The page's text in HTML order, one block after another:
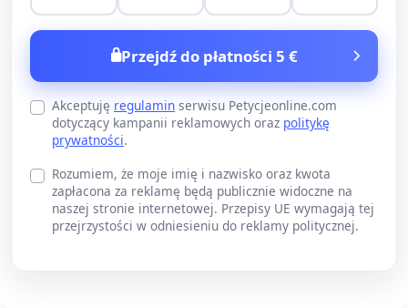
Przejdź do płatności 5 €
Akceptuję regulamin serwisu Petycjeonline.com
dotyczący kampanii reklamowych oraz politykę
prywatności.
Rozumiem, że moje imię i nazwisko oraz kwota
zapłacona za reklamę będą publicznie widoczne na
naszej stronie internetowej. Przepisy UE wymagają tej
przejrzystości w odniesieniu do reklamy politycznej.